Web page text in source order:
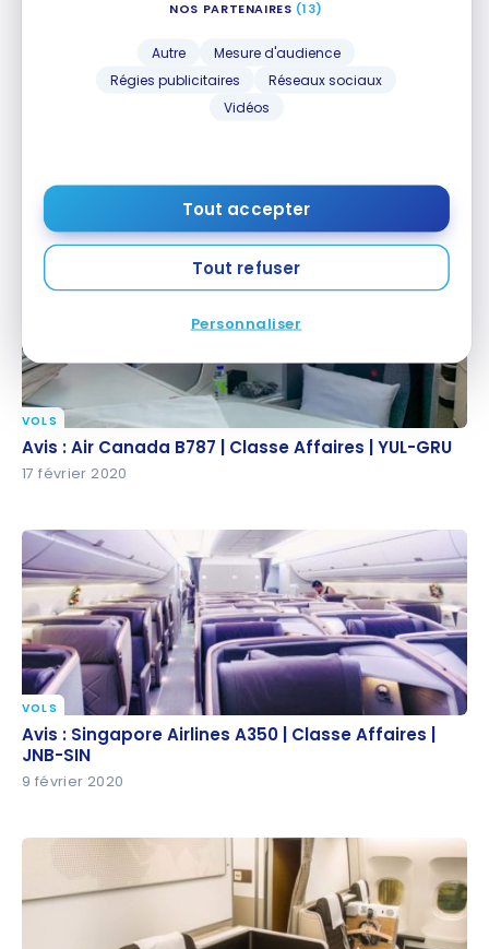
NOS PARTENAIRES (13)
Autre
Mesure d'audience
Régies publicitaires
Réseaux sociaux
Vidéos
Tout accepter
Tout refuser
Personnaliser
10 septembre 2020
Avis : Air Canada B787 | Classe Affaires | YUL-GRU
VOLS
Avis : Air Canada B787 | Classe Affaires | YUL-GRU
17 février 2020
Avis : Singapore Airlines A350 | Classe Affaires | JNB-
SIN
VOLS
Avis : Singapore Airlines A350 | Classe Affaires |
JNB-SIN
9 février 2020